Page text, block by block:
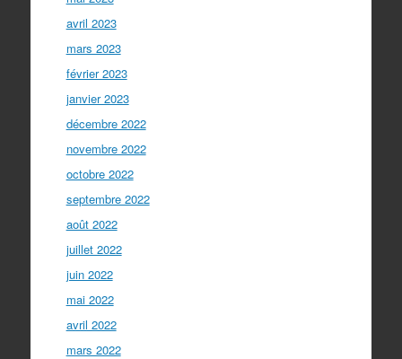
avril 2023
mars 2023
février 2023
janvier 2023
décembre 2022
novembre 2022
octobre 2022
septembre 2022
août 2022
juillet 2022
juin 2022
mai 2022
avril 2022
mars 2022